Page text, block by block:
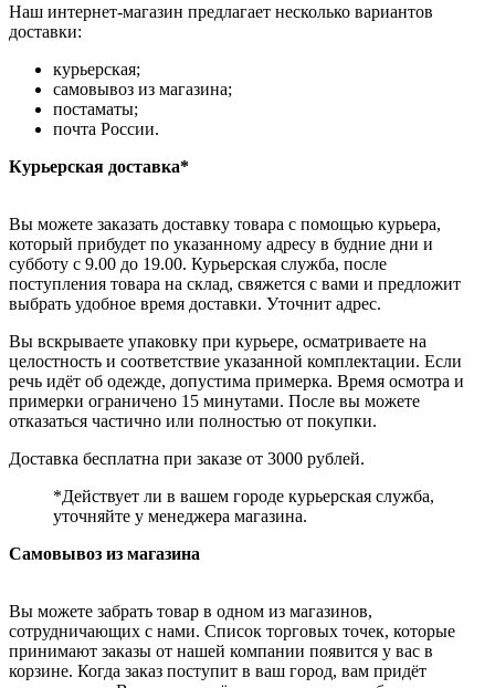
Наш интернет-магазин предлагает несколько вариантов
доставки:
курьерская;
самовывоз из магазина;
постаматы;
почта России.
Курьерская доставка*
Вы можете заказать доставку товара с помощью курьера,
который прибудет по указанному адресу в будние дни и
субботу с 9.00 до 19.00. Курьерская служба, после
поступления товара на склад, свяжется с вами и предложит
выбрать удобное время доставки. Уточнит адрес.
Вы вскрываете упаковку при курьере, осматриваете на
целостность и соответствие указанной комплектации. Если
речь идёт об одежде, допустима примерка. Время осмотра и
примерки ограничено 15 минутами. После вы можете
отказаться частично или полностью от покупки.
Доставка бесплатна при заказе от 3000 рублей.
*Действует ли в вашем городе курьерская служба,
уточняйте у менеджера магазина.
Самовывоз из магазина
Вы можете забрать товар в одном из магазинов,
сотрудничающих с нами. Список торговых точек, которые
принимают заказы от нашей компании появится у вас в
корзине. Когда заказ поступит в ваш город, вам придёт